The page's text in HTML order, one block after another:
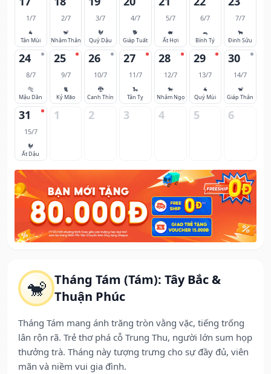
🐒 Tháng Tám (Tám): Tây Bắc &
Thuận Phúc
Tháng Tám mang ánh trăng tròn vằng vặc, tiếng trống
lân rộn rã. Trẻ thơ phá cỗ Trung Thu, người lớn sum họp
thưởng trà. Tháng này tượng trưng cho sự đầy đủ, viên
mãn và niềm vui gia đình.
1/7
🐐
Tân Mùi
2/7
🐒
Nhâm Thân
3/7
🐓
Quý Dậu
4/7
🐕
Giáp Tuất
5/7
🐖
Ất Hợi
6/7
🐀
Bính Tý
7/7
🐂
Đinh Sửu
24
8/7
🐅
Mậu Dần
25
9/7
🐈
Kỷ Mão
26
10/7
🐉
Canh Thìn
27
11/7
🐍
Tân Tỵ
28
12/7
🐎
Nhâm Ngọ
29
13/7
🐐
Quý Mùi
30
14/7
🐒
Giáp Thân
31
15/7
🐓
Ất Dậu
1 2 3 4 5 6